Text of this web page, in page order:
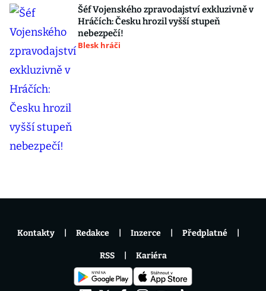
Šéf Vojenského zpravodajství exkluzivně v
Hráčích: Česku hrozil vyšší stupeň
nebezpečí!
Blesk hráči
Kontakty Redakce Inzerce Předplatné
RSS Kariéra